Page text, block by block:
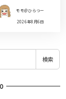
モモ＠ひらつー
2026年8月6日
検索